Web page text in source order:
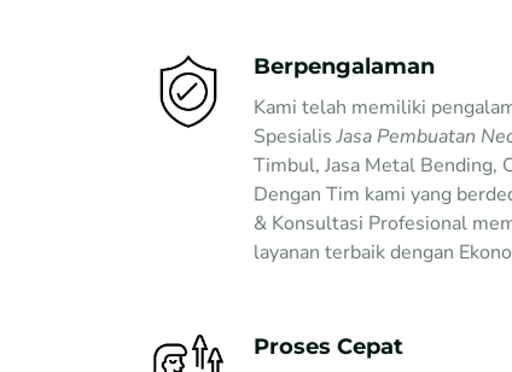
Berpengalaman
Kami telah memiliki
SpesialisJasa Pembuatan
Timbul, Jasa Metal Bending,
Dengan Tim kami yang
& Konsultasi Profesional
layanan terbaik dengan
Proses Cepat